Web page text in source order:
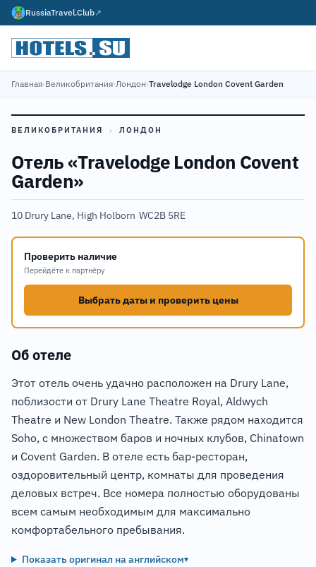
RussiaTravel.Club↗
Главная›Великобритания›Лондон›Travelodge London Covent Garden
ВЕЛИКОБРИТАНИЯ › ЛОНДОН
Отель «Travelodge London Covent
Garden»
10 Drury Lane, High Holborn·WC2B 5RE
Проверить наличие
Перейдёте к партнёру
Выбрать даты и проверить цены
Об отеле
Этот отель очень удачно расположен на Drury Lane,
поблизости от Drury Lane Theatre Royal, Aldwych
Theatre и New London Theatre. Также рядом находится
Soho, с множеством баров и ночных клубов, Chinatown
и Covent Garden. В отеле есть бар-ресторан,
оздоровительный центр, комнаты для проведения
деловых встреч. Все номера полностью оборудованы
всем самым необходимым для максимально
комфортабельного пребывания.
Показать оригинал на английском▾